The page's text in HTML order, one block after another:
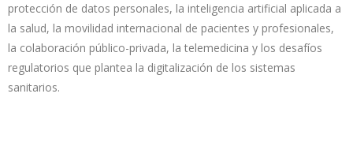
protección de datos personales, la inteligencia artificial aplicada a
la salud, la movilidad internacional de pacientes y profesionales,
la colaboración público-privada, la telemedicina y los desafíos
regulatorios que plantea la digitalización de los sistemas
sanitarios.